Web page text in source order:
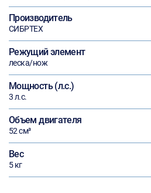
Производитель
СИБРТЕХ
Режущий элемент
леска/нож
Мощность (л.с.)
3 л.с.
Объем двигателя
52 см³
Вес
5 кг